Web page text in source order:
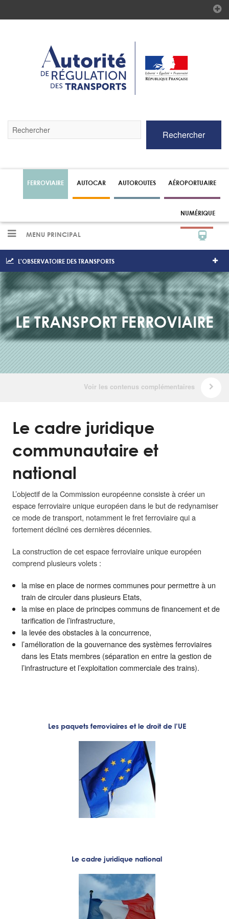
par
pour
recherche
Rechercher
FERROVIAIRE AUTOCAR AUTOROUTES AÉROPORTUAIRE
NUMÉRIQUE
MENU PRINCIPAL
L'OBSERVATOIRE DES TRANSPORTS
LE TRANSPORT FERROVIAIRE
Le cadre juridique
communautaire et
national
L’objectif de la Commission européenne consiste à créer un
espace ferroviaire unique européen dans le but de redynamiser
ce mode de transport, notamment le fret ferroviaire qui a
fortement décliné ces dernières décennies.
La construction de cet espace ferroviaire unique européen
comprend plusieurs volets :
la mise en place de normes communes pour permettre à un
train de circuler dans plusieurs Etats,
la mise en place de principes communs de financement et de
tarification de l’infrastructure,
la levée des obstacles à la concurrence,
l’amélioration de la gouvernance des systèmes ferroviaires
dans les Etats membres (séparation en entre la gestion de
l’infrastructure et l’exploitation commerciale des trains).
Les paquets ferroviaires et le droit de l’UE
Le cadre juridique national